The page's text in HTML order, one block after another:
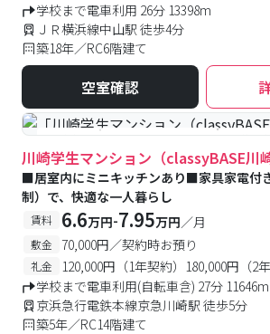
学校まで電車利用 26分 13398m
ＪＲ横浜線中山駅 徒歩4分
築18年／RC6階建て
空室確認
#食事付き #女性専用フロアあり #予約受
川崎学生マンション（classyBASE川崎
■居室内にミニキッチンあり■家具家電付
制）で、快適な一人暮らし
賃料 6.6万円-7.95万円／月
敷金 70,000円／契約時お預り
礼金
120,000円（1年契約）180,000円（2
学校まで電車利用(自転車含) 27分 11646m
京浜急行電鉄本線京急川崎駅 徒歩5分
築5年／RC14階建て